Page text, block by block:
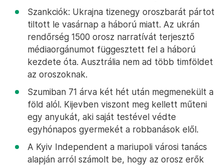
Szankciók: Ukrajna tizenegy oroszbarát pártot
tiltott le vasárnap a háború miatt. Az ukrán
rendőrség 1500 orosz narratívát terjesztő
médiaorgánumot függesztett fel a háború
kezdete óta. Ausztrália nem ad több timföldet
az oroszoknak.
Szumiban 71 árva két hét után megmenekült a
föld alól. Kijevben viszont meg kellett műteni
egy anyukát, aki saját testével védte
egyhónapos gyermekét a robbanások elől.
A Kyiv Independent a mariupoli városi tanács
alapján arról számolt be, hogy az orosz erők